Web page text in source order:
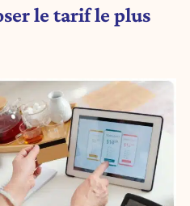
le tarif le plus